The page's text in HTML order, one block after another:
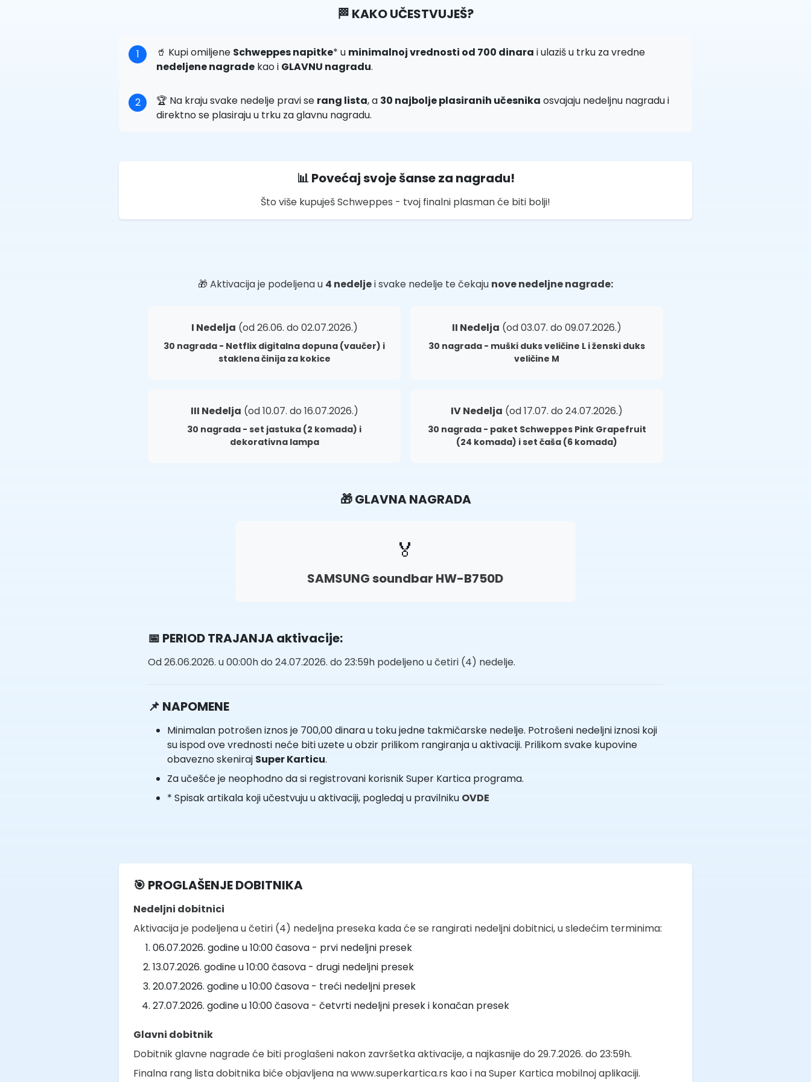
🏁 KAKO UČESTVUJEŠ?
1 🥤 Kupi omiljene Schweppes napitke* u minimalnoj vrednosti od 700 dinara i ulaziš u trku za vredne
nedeljene nagrade kao i GLAVNU nagradu.
2 🏆 Na kraju svake nedelje pravi se rang lista, a 30 najbolje plasiranih učesnika osvajaju nedeljnu nagradu i
direktno se plasiraju u trku za glavnu nagradu.
📊 Povećaj svoje šanse za nagradu!
Što više kupuješ Schweppes - tvoj finalni plasman će biti bolji!
🎁 Aktivacija je podeljena u 4 nedeljei svake nedelje te čekaju nove nedeljne nagrade:
I Nedelja (od 26.06. do 02.07.2026.)
30 nagrada - Netflix digitalna dopuna (vaučer) i
staklena činija za kokice
II Nedelja (od 03.07. do 09.07.2026.)
30 nagrada - muški duks veličine L i ženski duks
veličine M
III Nedelja (od 10.07. do 16.07.2026.)
30 nagrada - set jastuka (2 komada) i
dekorativna lampa
IV Nedelja (od 17.07. do 24.07.2026.)
30 nagrada - paket Schweppes Pink Grapefruit
(24 komada) i set čaša (6 komada)
🎁 GLAVNA NAGRADA
🏅
SAMSUNG soundbar HW-B750D
📅 PERIOD TRAJANJA aktivacije:
Od 26.06.2026. u 00:00h do 24.07.2026. do 23:59h podeljeno u četiri (4) nedelje.
📌 NAPOMENE
Minimalan potrošen iznos je 700,00 dinara u toku jedne takmičarske nedelje. Potrošeni nedeljni iznosi koji
su ispod ove vrednosti neće biti uzete u obzir prilikom rangiranja u aktivaciji. Prilikom svake kupovine
obavezno skeniraj Super Karticu.
Za učešće je neophodno da si registrovani korisnik Super Kartica programa.
* Spisak artikala koji učestvuju u aktivaciji, pogledaj u pravilniku OVDE
🎯 PROGLAŠENJE DOBITNIKA
Nedeljni dobitnici
Aktivacija je podeljena u četiri (4) nedeljna preseka kada će se rangirati nedeljni dobitnici, u sledećim terminima:
06.07.2026. godine u 10:00 časova - prvi nedeljni presek
13.07.2026. godine u 10:00 časova - drugi nedeljni presek
20.07.2026. godine u 10:00 časova - treći nedeljni presek
27.07.2026. godine u 10:00 časova - četvrti nedeljni presek i konačan presek
Glavni dobitnik
Dobitnik glavne nagrade će biti proglašeni nakon završetka aktivacije, a najkasnije do 29.7.2026. do 23:59h.
Finalna rang lista dobitnika biće objavljena na www.superkartica.rs kao i na Super Kartica mobilnoj aplikaciji.